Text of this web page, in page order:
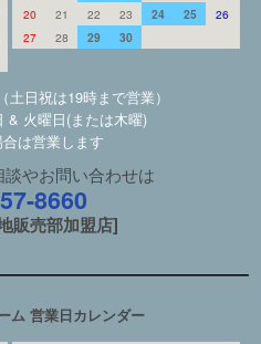
20
21 22 23 24 25
26
27
28 29 30
日祝は19時まで営業）
& 火曜日(または木曜)
は営業します
やお問い合わせは
8660
販売部加盟店]
ム 営業日カレンダー